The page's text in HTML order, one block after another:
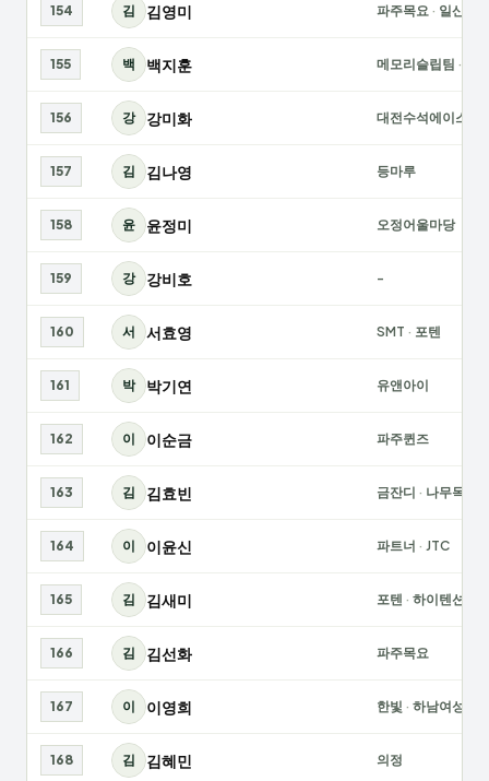
154 김 김영미 파주목요 · 일산대
155 백 백지훈 메모리슬립팀 ·
156 강 강미화 대전수석에이스
157 김 김나영 등마루
158 윤 윤정미 오정어울마당
159 강 강비호 -
160 서 서효영 SMT · 포텐
161 박 박기연 유앤아이
162 이 이순금 파주퀸즈
163 김 김효빈 금잔디 · 나무목
164 이 이윤신 파트너 · JTC
165 김 김새미 포텐 · 하이텐션
166 김 김선화 파주목요
167 이 이영희 한빛 · 하남여성
168 김 김혜민 의정